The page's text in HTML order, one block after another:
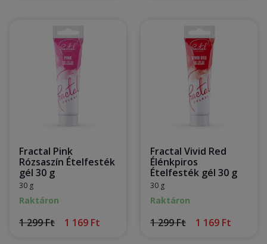
Fractal Pink
Rózsaszín Ételfesték
gél 30 g
30 g
Raktáron
1 299 Ft 1 169 Ft
Fractal Vivid Red
Élénkpiros
Ételfesték gél 30 g
30 g
Raktáron
1 299 Ft 1 169 Ft